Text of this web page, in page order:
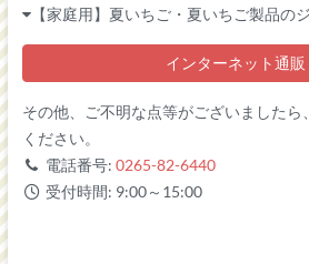
【家庭用】夏いちご・夏いちご製品の
インターネット通販
その他、ご不明な点等がございました
ください。
電話番号: 0265-82-6440
受付時間: 9:00～15:00